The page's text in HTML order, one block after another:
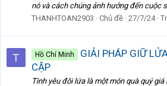
nó và cách chúng ảnh hưởng đến cuộc
THANHTOAN2903
Chủ đề 27/7/24
T Hồ Chí Minh
GIẢI PHÁP GIỮ
CẶP
Tình yêu đôi lứa là một món quà quý